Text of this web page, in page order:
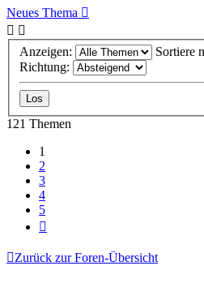
Neues Thema
Anzeigen:
Sortiere
Richtung:
121 Themen
1
2
3
4
5
Zurück zur Foren-Übersicht